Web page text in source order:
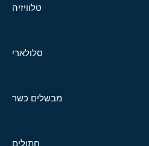
טלוויזיה
סלולארי
מבשלים כשר
חתולים